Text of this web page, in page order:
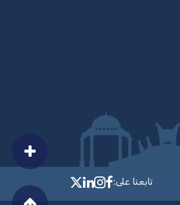
تابعنا على: MTCIT on Facebook
MTCIT on Instagram
MTCIT on LinkedIn